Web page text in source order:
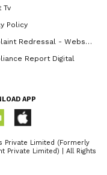
Tv
Policy
Redressal - Website
Report Digital
APP
Private Limited (Formerly
Private Limited) | All Rights